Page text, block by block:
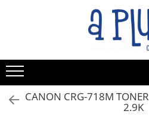
Benzi pentru etichete
Cartuse de cerneala
Cartuse toner
CANON CRG-718M
2.9K